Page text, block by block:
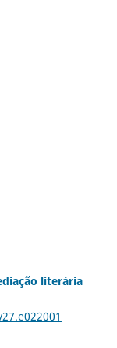
literária